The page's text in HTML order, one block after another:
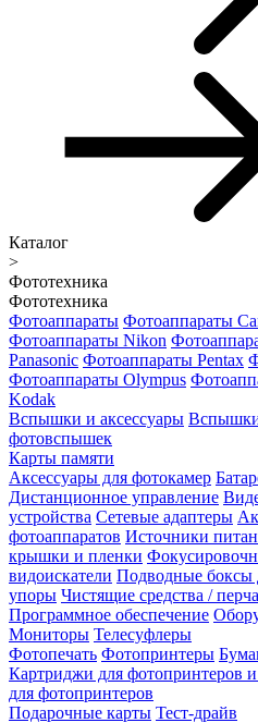
Каталог
>
Фототехника
Фототехника
Фотоаппараты Фотоаппараты
Фотоаппараты Nikon
Panasonic Фотоаппараты Pentax
Фотоаппараты Olympus
Kodak
Вспышки и аксессуары
фотовспышек
Карты памяти
Аксессуары для фотокамер
Дистанционное управление
устройства Сетевые адаптеры
фотоаппаратов Источники
крышки и пленки
видоискатели Подводные боксы
упоры Чистящие средства /
Программное обеспечение
Мониторы Телесуфлеры
Фотопечать Фотопринтеры
Картриджи для фотопринтеров
для фотопринтеров
Подарочные карты Тест-драйв